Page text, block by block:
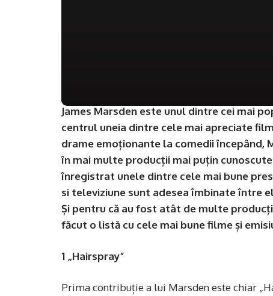
James Marsden este unul dintre cei mai
centrul uneia dintre cele mai apreciate
drame emoționante la comedii începând,
în mai multe producții mai puțin
înregistrat unele dintre cele mai bune
si televiziune sunt adesea îmbinate între
Și pentru că au fost atât de multe
făcut o listă cu cele mai bune filme și
1 „Hairspray”
Prima contribuție a lui Marsden este chiar